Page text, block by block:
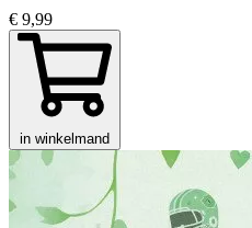
€ 9,99
in winkelmand